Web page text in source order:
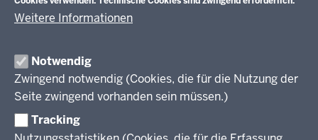
Weitere Informationen
Notwendig
Zwingend notwendig (Cookies, die für die Nutzung der
Seite zwingend vorhanden sein müssen.)
Tracking
Im Überblick
Berufsbildung NRW
Das Berufskolleg in NRW